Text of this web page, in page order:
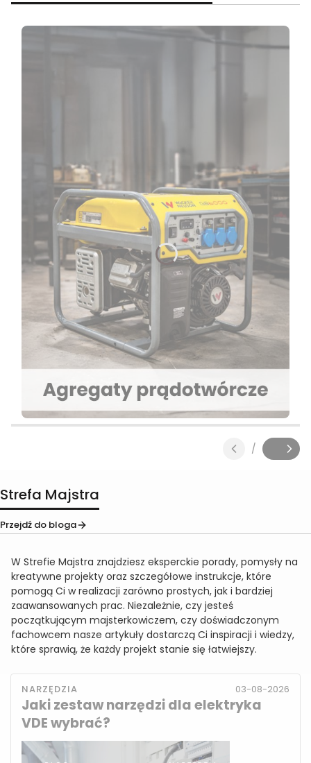
Naciśnij Enter lub spację, aby otworzyć stronę.
Naciśnij Enter lub spację, aby otworzyć stronę.
Naciśnij Enter lub spację, aby otworzyć stronę.
Naciśnij Enter lub spację, aby otworzyć stronę.
Naciśnij Enter lub spację, aby otworzyć stronę.
Slajd
/
z
Strefa Majstra
Przejdź do bloga
W Strefie Majstra znajdziesz eksperckie porady, pomysły na
kreatywne projekty oraz szczegółowe instrukcje, które
pomogą Ci w realizacji zarówno prostych, jak i bardziej
zaawansowanych prac. Niezależnie, czy jesteś
początkującym majsterkowiczem, czy doświadczonym
fachowcem nasze artykuły dostarczą Ci inspiracji i wiedzy,
które sprawią, że każdy projekt stanie się łatwiejszy.
NARZĘDZIA 03-08-2026
Jaki zestaw narzędzi dla elektryka
VDE wybrać?